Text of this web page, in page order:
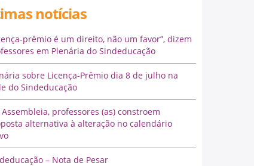
notícias
prêmio é um direito, não um favor”, dizem
em Plenária do Sindeducação
sobre Licença-Prêmio dia 8 de julho na
do Sindeducação
Assembleia, professores (as) constroem
alternativa à alteração no calendário
– Nota de Pesar